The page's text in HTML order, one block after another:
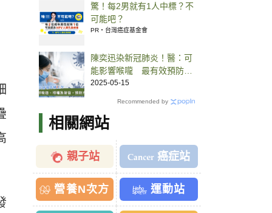
驚！每2男就有1人中標？不
可能吧？
PR・台灣癌症基金會
陳奕迅染新冠肺炎！醫：可
能影響喉嚨 最有效預防方
式一次看
2025-05-15
Recommended by
相關網站
親子站 癌症站
營養N次方 運動站